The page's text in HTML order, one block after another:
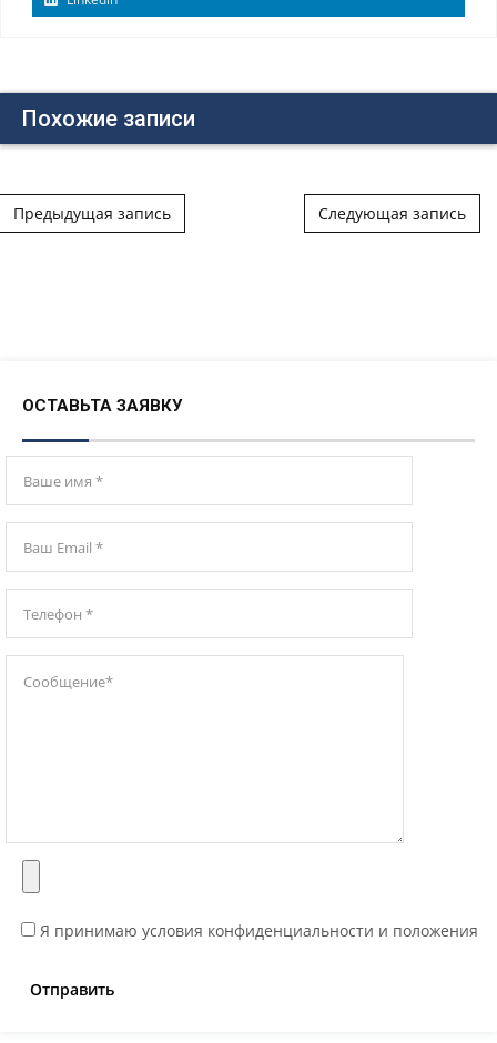
Похожие записи
Post navigation
Предыдущая запись Следующая запись
ОСТАВЬТА ЗАЯВКУ
Я принимаю условия конфиденциальности и положения